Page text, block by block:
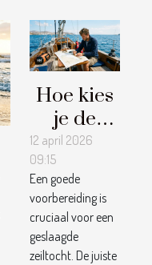
Hoe kies
je de
perfecte
uitrusting
voor jouw
zeiltocht?
12 april 2026
09:15
Een goede
voorbereiding is
cruciaal voor een
geslaagde
zeiltocht. De juiste